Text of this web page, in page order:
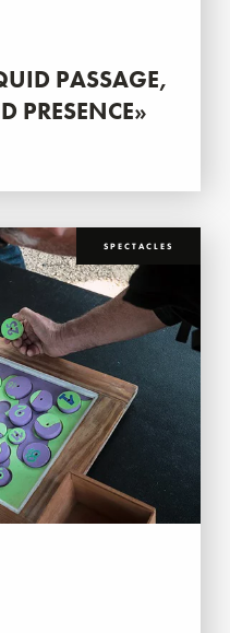
PASSAGE,
PRESENCE»
SPECTACLES